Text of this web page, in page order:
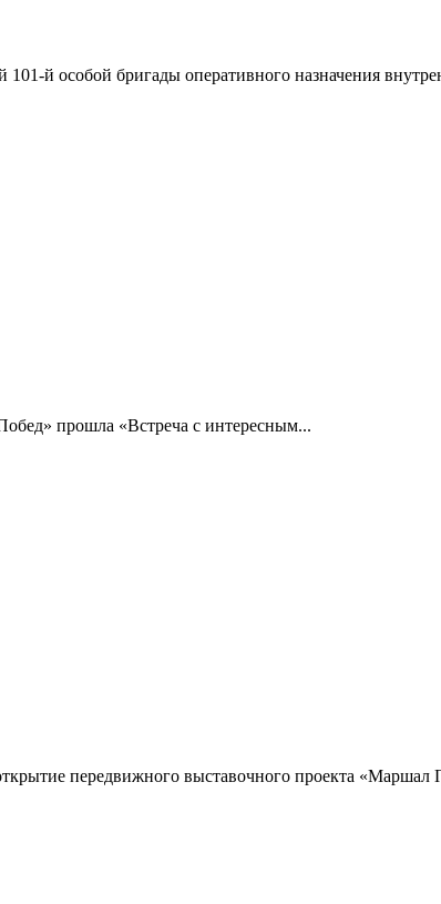
й особой бригады оперативного назначения
прошла «Встреча с интересным...
передвижного выставочного проекта «Маршал